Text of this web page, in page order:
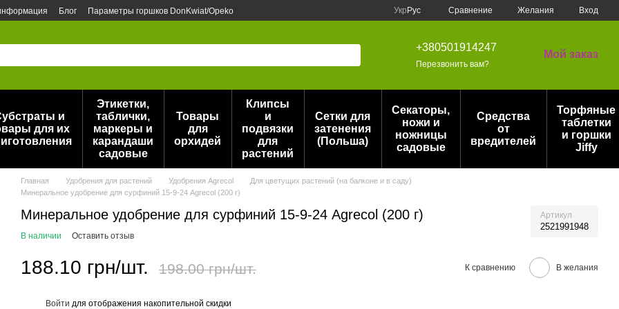
Блог
Параметры горшков DonKwiat/Opeko
Укр Рус Сравнение Желания Вход
+380501914247
Перезвонить вам?
Мой заказ
и
для их
Этикетки,
таблички,
маркеры и
карандаши
садовые
Товары
для
орхидей
Клипсы
и
подвязки
для
растений
Сетки для
затенения
(Польша)
Секаторы,
ножи и
ножницы
садовые
Средства
от
вредителей
Торфяные
таблетки
и горшки
Jiffy
Главная Удобрения для растений Удобрения Agrecol
Для цветущих растений (на балконе и в саду)
Минеральное удобрение для сурфиний 15-9-24 Agrecol (200 г)
Минеральное удобрение для сурфиний 15-9-24 Agrecol (200 г) Артикул
2521991948
В наличии Оставить отзыв
188.10 грн/шт. 198.00 грн/шт. К сравнению В желания
Войти для отображения накопительной скидки